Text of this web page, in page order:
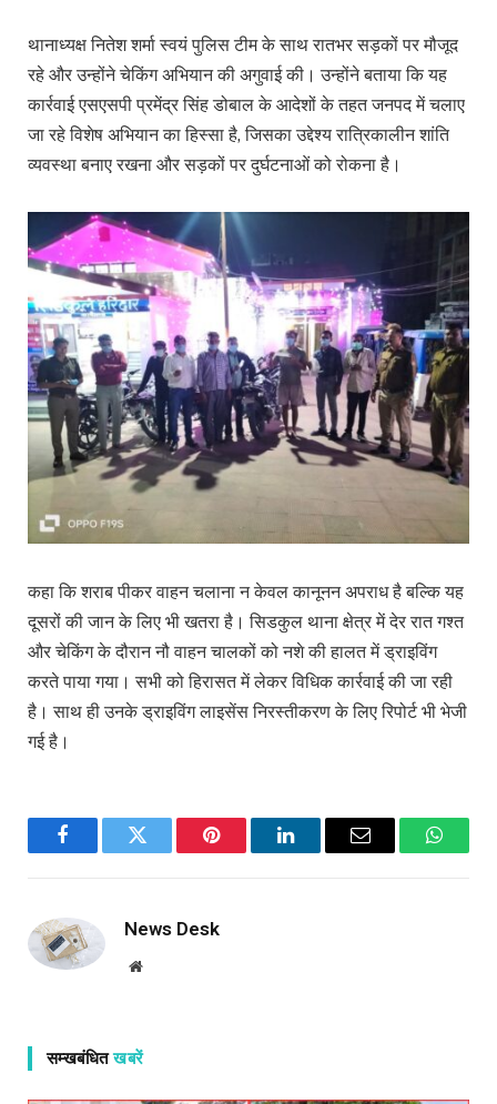
थानाध्यक्ष नितेश शर्मा स्वयं पुलिस टीम के साथ रातभर सड़कों पर मौजूद
रहे और उन्होंने चेकिंग अभियान की अगुवाई की। उन्होंने बताया कि यह
कार्रवाई एसएसपी प्रमेंद्र सिंह डोबाल के आदेशों के तहत जनपद में चलाए
जा रहे विशेष अभियान का हिस्सा है, जिसका उद्देश्य रात्रिकालीन शांति
व्यवस्था बनाए रखना और सड़कों पर दुर्घटनाओं को रोकना है।
कहा कि शराब पीकर वाहन चलाना न केवल कानूनन अपराध है बल्कि यह
दूसरों की जान के लिए भी खतरा है। सिडकुल थाना क्षेत्र में देर रात गश्त
और चेकिंग के दौरान नौ वाहन चालकों को नशे की हालत में ड्राइविंग
करते पाया गया। सभी को हिरासत में लेकर विधिक कार्रवाई की जा रही
है। साथ ही उनके ड्राइविंग लाइसेंस निरस्तीकरण के लिए रिपोर्ट भी भेजी
गई है।
FacebookTwitter Pinterest LinkedInEmail
News Desk
Website
सम्खबंधितखबरें